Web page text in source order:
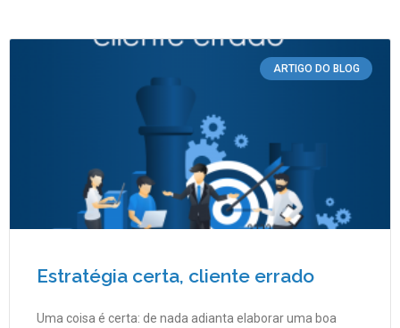
ARTIGO DO BLOG
Estratégia certa, cliente errado
Uma coisa é certa: de nada adianta elaborar uma boa